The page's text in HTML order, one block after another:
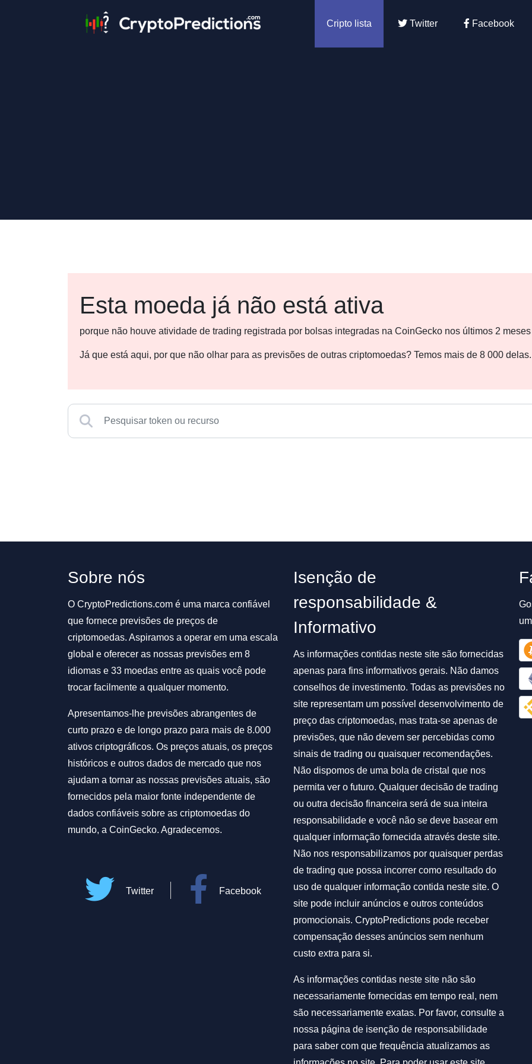
Cripto lista Twitter Facebook
Esta moeda já não está ativa
porque não houve atividade de trading registrada por bolsas integradas na CoinGecko nos últimos 2 meses
Já que está aqui, por que não olhar para as previsões de outras criptomoedas? Temos mais de 8 000 delas.
Sobre nós
O CryptoPredictions.com é uma marca confiável
que fornece previsões de preços de
criptomoedas. Aspiramos a operar em uma escala
global e oferecer as nossas previsões em 8
idiomas e 33 moedas entre as quais você pode
trocar facilmente a qualquer momento.
Apresentamos-lhe previsões abrangentes de
curto prazo e de longo prazo para mais de 8.000
ativos criptográficos. Os preços atuais, os preços
históricos e outros dados de mercado que nos
ajudam a tornar as nossas previsões atuais, são
fornecidos pela maior fonte independente de
dados confiáveis sobre as criptomoedas do
mundo, a CoinGecko. Agradecemos.
Twitter Facebook
Isenção de
responsabilidade &
Informativo
As informações contidas neste site são fornecidas
apenas para fins informativos gerais. Não damos
conselhos de investimento. Todas as previsões no
site representam um possível desenvolvimento de
preço das criptomoedas, mas trata-se apenas de
previsões, que não devem ser percebidas como
sinais de trading ou quaisquer recomendações.
Não dispomos de uma bola de cristal que nos
permita ver o futuro. Qualquer decisão de trading
ou outra decisão financeira será de sua inteira
responsabilidade e você não se deve basear em
qualquer informação fornecida através deste site.
Não nos responsabilizamos por quaisquer perdas
de trading que possa incorrer como resultado do
uso de qualquer informação contida neste site. O
site pode incluir anúncios e outros conteúdos
promocionais. CryptoPredictions pode receber
compensação desses anúncios sem nenhum
custo extra para si.
As informações contidas neste site não são
necessariamente fornecidas em tempo real, nem
são necessariamente exatas. Por favor, consulte a
nossa página de isenção de responsabilidade
para saber com que frequência atualizamos as